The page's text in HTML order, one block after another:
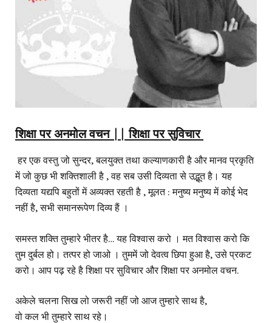
शिक्षा पर अनमोल वचन || शिक्षा पर सुविचार
हर एक वस्तु जो सुन्दर, बलयुक्त तथा कल्याणकारी है और मानव प्रकृति
में जो कुछ भी शक्तिशाली है , वह सब उसी दिव्यता से उद्भूत है। यह
दिव्यता यद्यपि बहुतों में अव्यक्त रहती है , मूलत : मनुष्य मनुष्य में कोई भेद
नहीं है, सभी समानरूपेण दिव्य हैं ।
समस्त शक्ति तुम्हारे भीतर है… यह विश्वास करो । मत विश्वास करो कि
तुम दुर्बल हो। तत्पर हो जाओ । तुममें जो देवत्व छिपा हुआ है, उसे प्रकट
करो। आप पढ़ रहे है शिक्षा पर सुविचार और शिक्षा पर अनमोल वचन.
अकेले चलना सिख लो जरूरी नहीं जो आज तुम्हारे साथ है,
वो कल भी तुम्हारे साथ रहे।